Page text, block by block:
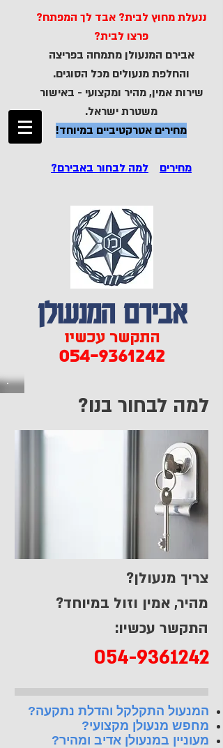
התקשר עכשיו
054-9361242
אבירם המנעולן
ננעלת מחוץ לבית? אבד לך המפתח?
פרצו לבית?
אבירם המנעולן מתמחה בפריצה
והחלפת מנעולים מכל הסוגים.
שירות אמין, מהיר ומקצועי - באישור
משטרת ישראל.
מחירים אטרקטיביים במיוחד!
מחירים למה לבחור באבירם?
המנעול התקלקל והדלת נתקעה?
מחפש מנעולן מקצועי?
מעוניין במנעולן אדיב ומהיר?
צריך מנעולן?
מהיר, אמין וזול במיוחד?
התקשר עכשיו:
054-9361242
למה לבחור בנו?